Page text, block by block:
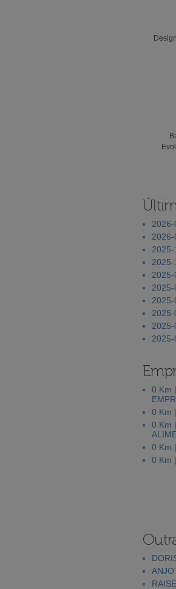
2025-
0 Km
0 Km
0 Km
0 Km
0 Km